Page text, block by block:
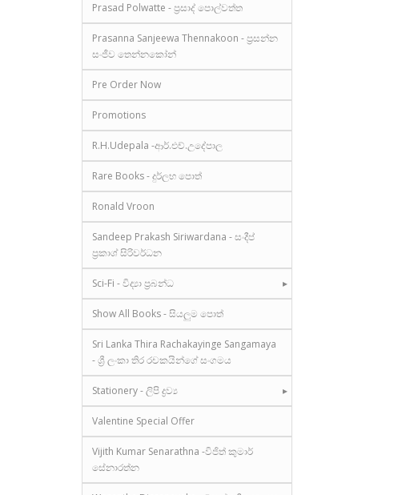
Prasad Polwatte - ප්‍රසාද් පොල්වත්ත
Prasanna Sanjeewa Thennakoon - ප්‍රසන්න
සංජීව තෙන්නකෝන්
Pre Order Now
Promotions
R.H.Udepala -ආර්.එච්.උදේපාල
Rare Books - දුර්ලභ පොත්
Ronald Vroon
Sandeep Prakash Siriwardana - සංදීප්
ප්‍රකාශ් සිරිවර්ධන
Sci-Fi - විද්‍යා ප්‍රබන්ධ
Show All Books - සියලුම පොත්
Sri Lanka Thira Rachakayinge Sangamaya
- ශ්‍රී ලංකා තිර රචකයින්ගේ සංගමය
Stationery - ලිපි ද්‍රව්‍ය
Valentine Special Offer
Vijith Kumar Senarathna -විජිත් කුමාර්
සේනාරත්න